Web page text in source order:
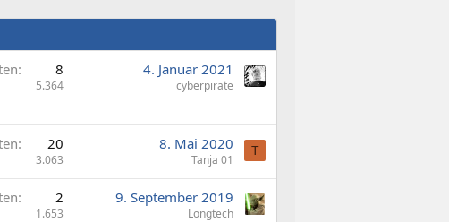
8
5.364
4. Januar 2021
cyberpirate
20
3.063
8. Mai 2020
Tanja 01
T
2
1.653
9. September 2019
Longtech